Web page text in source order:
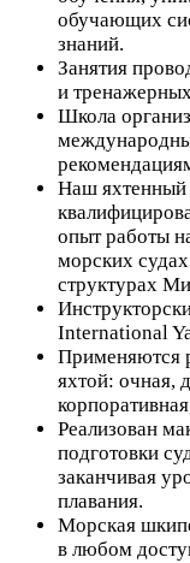
обучающих
знаний.
Занятия
и
Школа
Наш яхтенный
опыт работы
морских
структурах
International
Применяются
яхтой: очная,
Реализован
подготовки
заканчивая
плавания.
Морская
в любом